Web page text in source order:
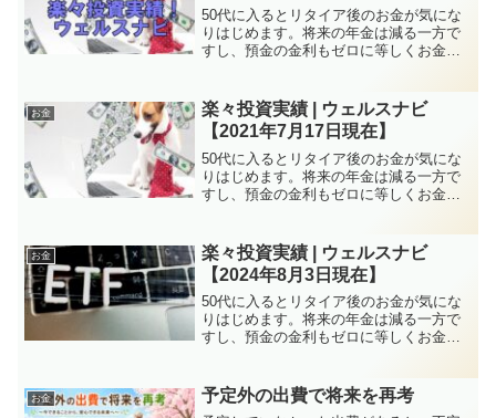
50代に入るとリタイア後のお金が気にな
りはじめます。将来の年金は減る一方で
すし、預金の金利もゼロに等しくお金を
代は資産構築にはチャンスと言えます。
株式投資、FXなど方...
お金
楽々投資実績 | ウェルスナビ
【2021年7月17日現在】
50代に入るとリタイア後のお金が気にな
りはじめます。将来の年金は減る一方で
すし、預金の金利もゼロに等しくお金を
代は資産構築にはチャンスと言えます。
株式投資、FXなど方...
お金
楽々投資実績 | ウェルスナビ
【2024年8月3日現在】
50代に入るとリタイア後のお金が気にな
りはじめます。将来の年金は減る一方で
すし、預金の金利もゼロに等しくお金を
代は資産構築にはチャンスと言えます。
株式投資、FXなど方...
お金 予定外の出費で将来を再考